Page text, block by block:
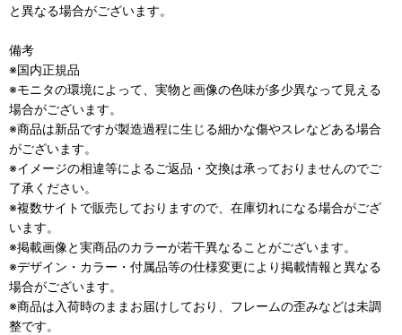
と異なる場合がございます。
備考
※国内正規品
※モニタの環境によって、実物と画像の色味が多少異なって見える
場合がございます。
※商品は新品ですが製造過程に生じる細かな傷やスレなどある場合
がございます。
※イメージの相違等によるご返品・交換は承っておりませんのでご
了承ください。
※複数サイトで販売しておりますので、在庫切れになる場合がござ
います。
※掲載画像と実商品のカラーが若干異なることがございます。
※デザイン・カラー・付属品等の仕様変更により掲載情報と異なる
場合がございます。
※商品は入荷時のままお届けしており、フレームの歪みなどは未調
整です。